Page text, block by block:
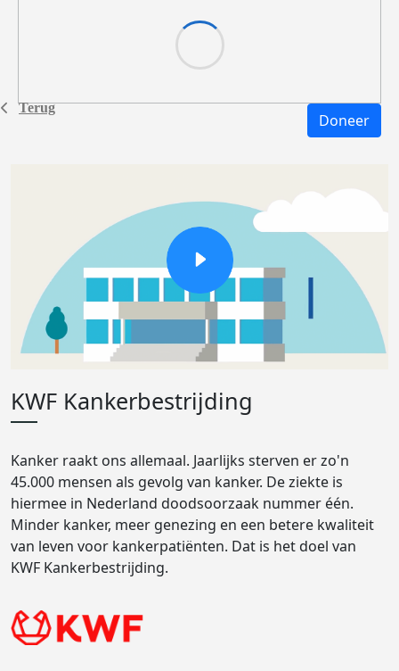
Terug
Doneer
KWF Kankerbestrijding
Kanker raakt ons allemaal. Jaarlijks sterven er zo'n
45.000 mensen als gevolg van kanker. De ziekte is
hiermee in Nederland doodsoorzaak nummer één.
Minder kanker, meer genezing en een betere kwaliteit
van leven voor kankerpatiënten. Dat is het doel van
KWF Kankerbestrijding.